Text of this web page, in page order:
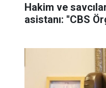
Hakim ve
asistanı: ''CBS